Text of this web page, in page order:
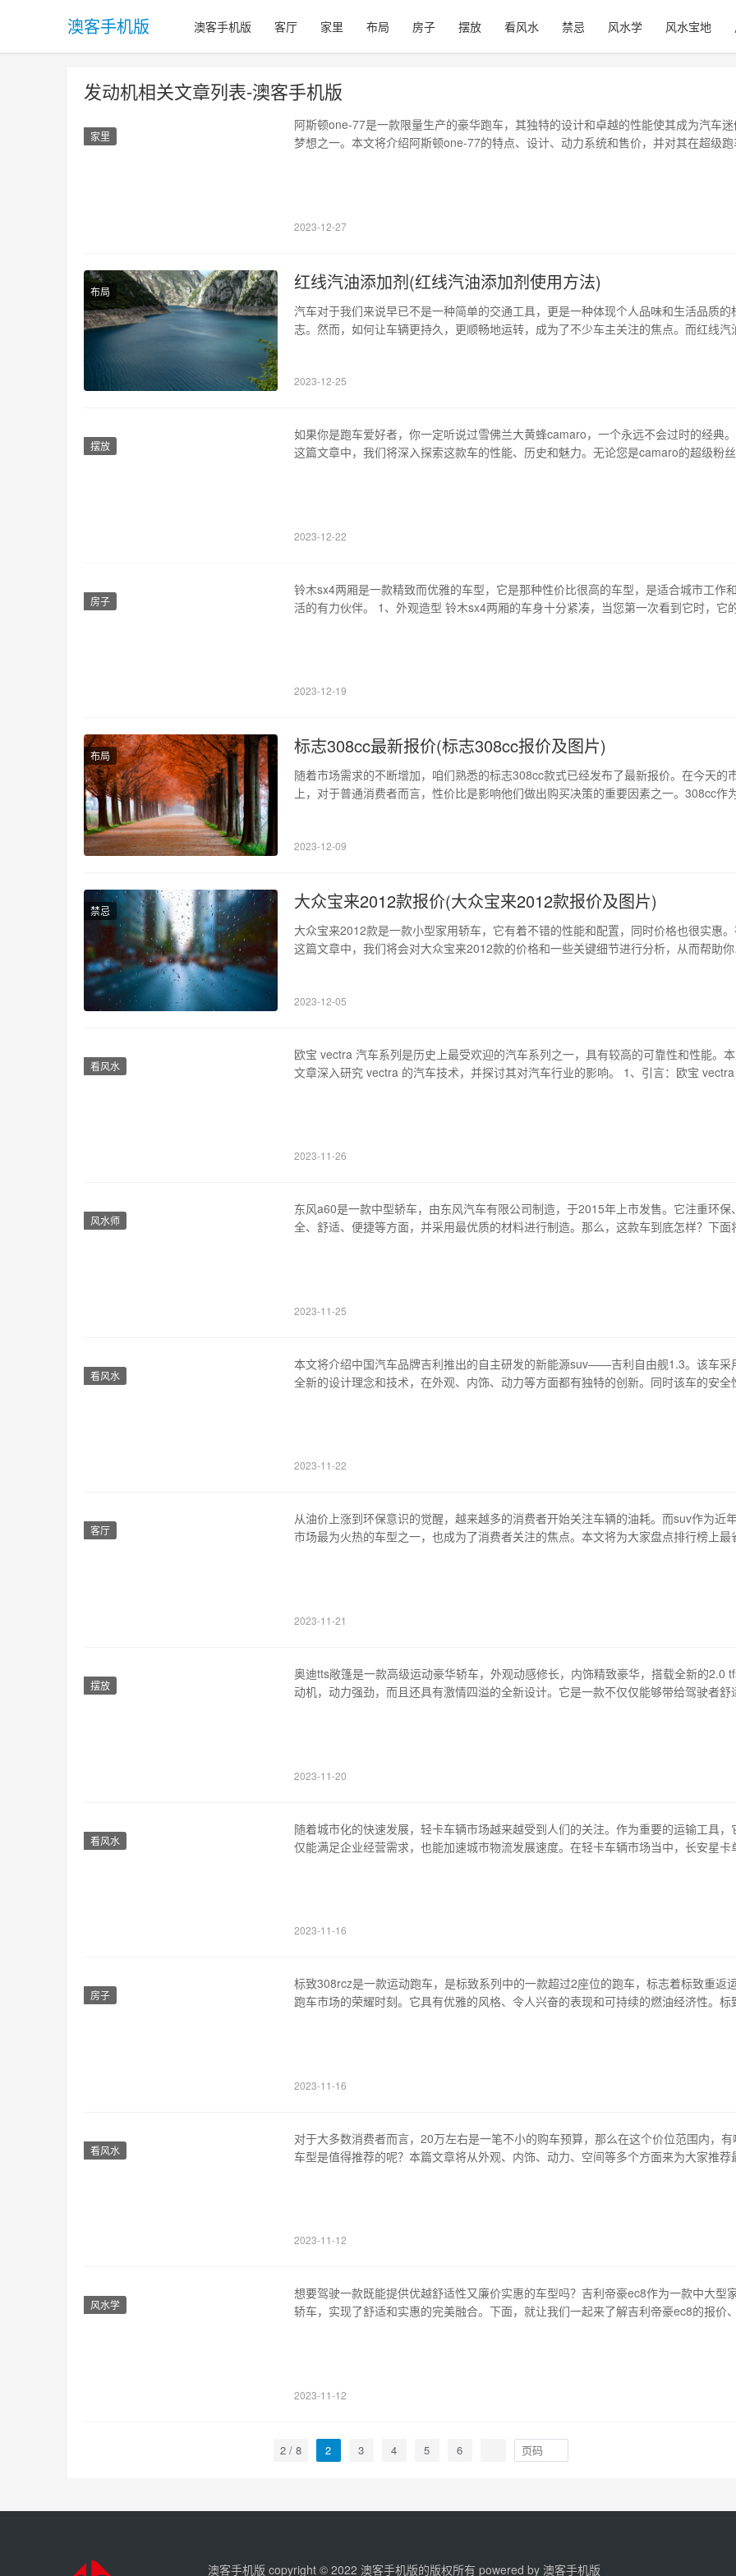
澳客手机版 澳客手机版 客厅 家里 布局 房子 摆放 看风水 禁忌 风水学 风水宝地
发动机相关文章列表-澳客手机版
家里
阿斯顿one-77是一款限量生产的豪华跑车，其独特的设计和卓越的性能使其成为汽车迷
梦想之一。本文将介绍阿斯顿one-77的特点、设计、动力系统和售价，并对其在超级跑
2023-12-27
布局 红线汽油添加剂(红线汽油添加剂使用方法)
汽车对于我们来说早已不是一种简单的交通工具，更是一种体现个人品味和生活品质的
志。然而，如何让车辆更持久，更顺畅地运转，成为了不少车主关注的焦点。而红线汽
量汽车的动力状况，降低噪音和振动，并…
2023-12-25
摆放
如果你是跑车爱好者，你一定听说过雪佛兰大黄蜂camaro，一个永远不会过时的经典
这篇文章中，我们将深入探索这款车的性能、历史和魅力。无论您是camaro的超级粉
2023-12-22
房子
铃木sx4两厢是一款精致而优雅的车型，它是那种性价比很高的车型，是适合城市工作
活的有力伙伴。 1、外观造型 铃木sx4两厢的车身十分紧凑，当您第一次看到它时，它
2023-12-19
布局 标志308cc最新报价(标志308cc报价及图片)
随着市场需求的不断增加，咱们熟悉的标志308cc款式已经发布了最新报价。在今天的
上，对于普通消费者而言，性价比是影响他们做出购买决策的重要因素之一。308cc作
们的广泛关注。其独特的折…
2023-12-09
禁忌 大众宝来2012款报价(大众宝来2012款报价及图片)
大众宝来2012款是一款小型家用轿车，它有着不错的性能和配置，同时价格也很实惠
这篇文章中，我们将会对大众宝来2012款的价格和一些关键细节进行分析，从而帮助
是12…
2023-12-05
看风水
欧宝 vectra 汽车系列是历史上最受欢迎的汽车系列之一，具有较高的可靠性和性能。
文章深入研究 vectra 的汽车技术，并探讨其对汽车行业的影响。 1、引言：欧宝
2023-11-26
风水师
东风a60是一款中型轿车，由东风汽车有限公司制造，于2015年上市发售。它注重环保
全、舒适、便捷等方面，并采用最优质的材料进行制造。那么，这款车到底怎样？下面
2023-11-25
看风水
本文将介绍中国汽车品牌吉利推出的自主研发的新能源suv——吉利自由舰1.3。该车采
全新的设计理念和技术，在外观、内饰、动力等方面都有独特的创新。同时该车的安全
2023-11-22
客厅
从油价上涨到环保意识的觉醒，越来越多的消费者开始关注车辆的油耗。而suv作为近
市场最为火热的车型之一，也成为了消费者关注的焦点。本文将为大家盘点排行榜上最
2023-11-21
摆放
奥迪tts敞篷是一款高级运动豪华轿车，外观动感修长，内饰精致豪华，搭载全新的2.0
动机，动力强劲，而且还具有激情四溢的全新设计。它是一款不仅仅能够带给驾驶者舒
2023-11-20
看风水
随着城市化的快速发展，轻卡车辆市场越来越受到人们的关注。作为重要的运输工具，
仅能满足企业经营需求，也能加速城市物流发展速度。在轻卡车辆市场当中，长安星卡
2023-11-16
房子
标致308rcz是一款运动跑车，是标致系列中的一款超过2座位的跑车，标志着标致重返
跑车市场的荣耀时刻。它具有优雅的风格、令人兴奋的表现和可持续的燃油经济性。标
2023-11-16
看风水
对于大多数消费者而言，20万左右是一笔不小的购车预算，那么在这个价位范围内，有
车型是值得推荐的呢？本篇文章将从外观、内饰、动力、空间等多个方面来为大家推荐
2023-11-12
风水学
想要驾驶一款既能提供优越舒适性又廉价实惠的车型吗？吉利帝豪ec8作为一款中大型
轿车，实现了舒适和实惠的完美融合。下面，就让我们一起来了解吉利帝豪ec8的报价
2023-11-12
2 / 8 2 3 4 5 6
澳客手机版 copyright © 2022 澳客手机版的版权所有 powered by 澳客手机版